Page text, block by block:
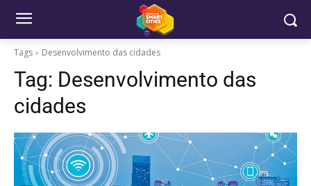
Tags Desenvolvimento das cidades
Tag: Desenvolvimento das
cidades